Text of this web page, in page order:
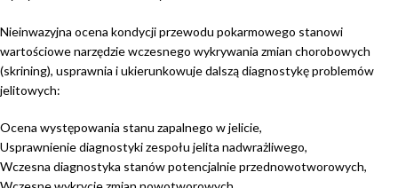
Nieinwazyjna ocena kondycji przewodu pokarmowego stanowi
wartościowe narzędzie wczesnego wykrywania zmian chorobowych
(skrining), usprawnia i ukierunkowuje dalszą diagnostykę problemów
jelitowych:
Ocena występowania stanu zapalnego w jelicie,
Usprawnienie diagnostyki zespołu jelita nadwrażliwego,
Wczesna diagnostyka stanów potencjalnie przednowotworowych,